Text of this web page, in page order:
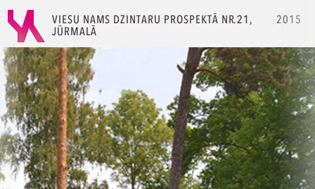
VIESU NAMS DZINTARU PROSPEKTĀ NR.21,
JŪRMALĀ
2015